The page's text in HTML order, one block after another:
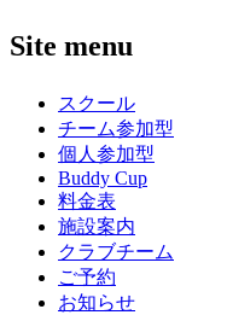
Site menu
スクール
チーム参加型
個人参加型
Buddy Cup
料金表
施設案内
クラブチーム
ご予約
お知らせ